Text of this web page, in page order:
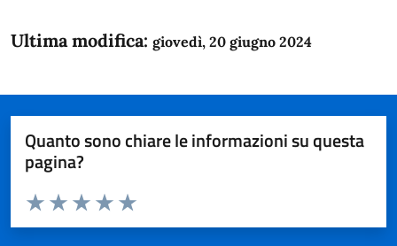
Ultima modifica: giovedì, 20 giugno 2024
Quanto sono chiare le informazioni su questa
pagina?
Domanda
Valuta da 1 a 5 stelle la pagina
Valuta 5 stelle su 5
Valuta 4 stelle su 5
Valuta 3 stelle su 5
Valuta 2 stelle su 5
Valuta 1 stelle su 5